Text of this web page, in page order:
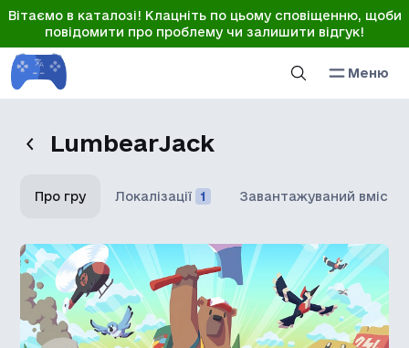
Вітаємо в каталозі! Клацніть по цьому сповіщенню, щоби
повідомити про проблему чи залишити відгук!
Меню
LumbearJack
Про гру Локалізації 1 Завантажуваний вміст